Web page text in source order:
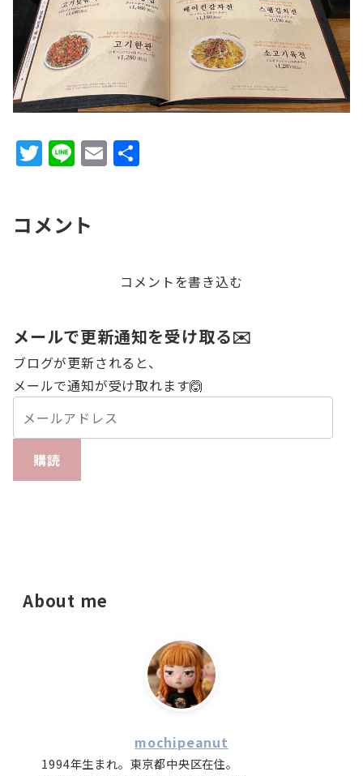
T
w
te
Li
n
E
m
コメント
コメントを書き込む
メールで更新通知を受け取る✉️
ブログが更新されると、
メールで通知が受け取れます🙆
購読
About me
mochipeanut
1994年生まれ。東京都中央区在住。